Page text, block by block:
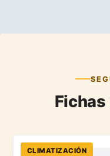
CLIMATIZACIÓN